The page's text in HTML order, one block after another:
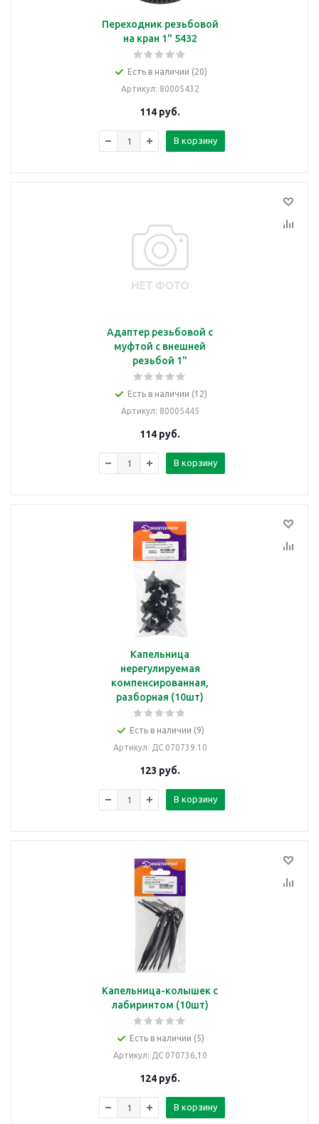
Переходник резьбовой
на кран 1" 5432
Есть в наличии (20)
Артикул: 80005432
114 руб.
В корзину
Адаптер резьбовой с
муфтой с внешней
резьбой 1"
Есть в наличии (12)
Артикул: 80005445
114 руб.
В корзину
Капельница
нерегулируемая
компенсированная,
разборная (10шт)
Есть в наличии (9)
Артикул: ДС 070739.10
123 руб.
В корзину
Капельница-колышек с
лабиринтом (10шт)
Есть в наличии (5)
Артикул: ДС 070736,10
124 руб.
В корзину